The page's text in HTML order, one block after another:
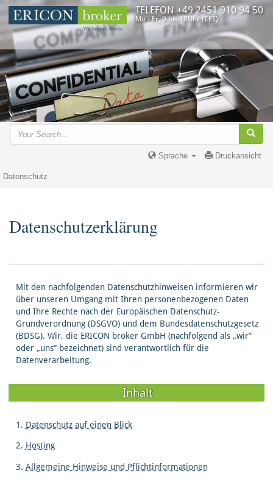
TELEFON +49 2451 910 94 50
Mo - Fr, 9 bis 18Uhr (CET)
Druckansicht
Sprache
Datenschutz
Datenschutzerklärung
Mit den nachfolgenden Datenschutzhinweisen informieren wir
über unseren Umgang mit Ihren personenbezogenen Daten
und Ihre Rechte nach der Europäischen Datenschutz-
Grundverordnung (DSGVO) und dem Bundesdatenschutzgesetz
(BDSG). Wir, die ERICON broker GmbH (nachfolgend als „wir“
oder „uns“ bezeichnet) sind verantwortlich für die
Datenverarbeitung.
Inhalt
1. Datenschutz auf einen Blick
2. Hosting
3. Allgemeine Hinweise und Pflichtinformationen